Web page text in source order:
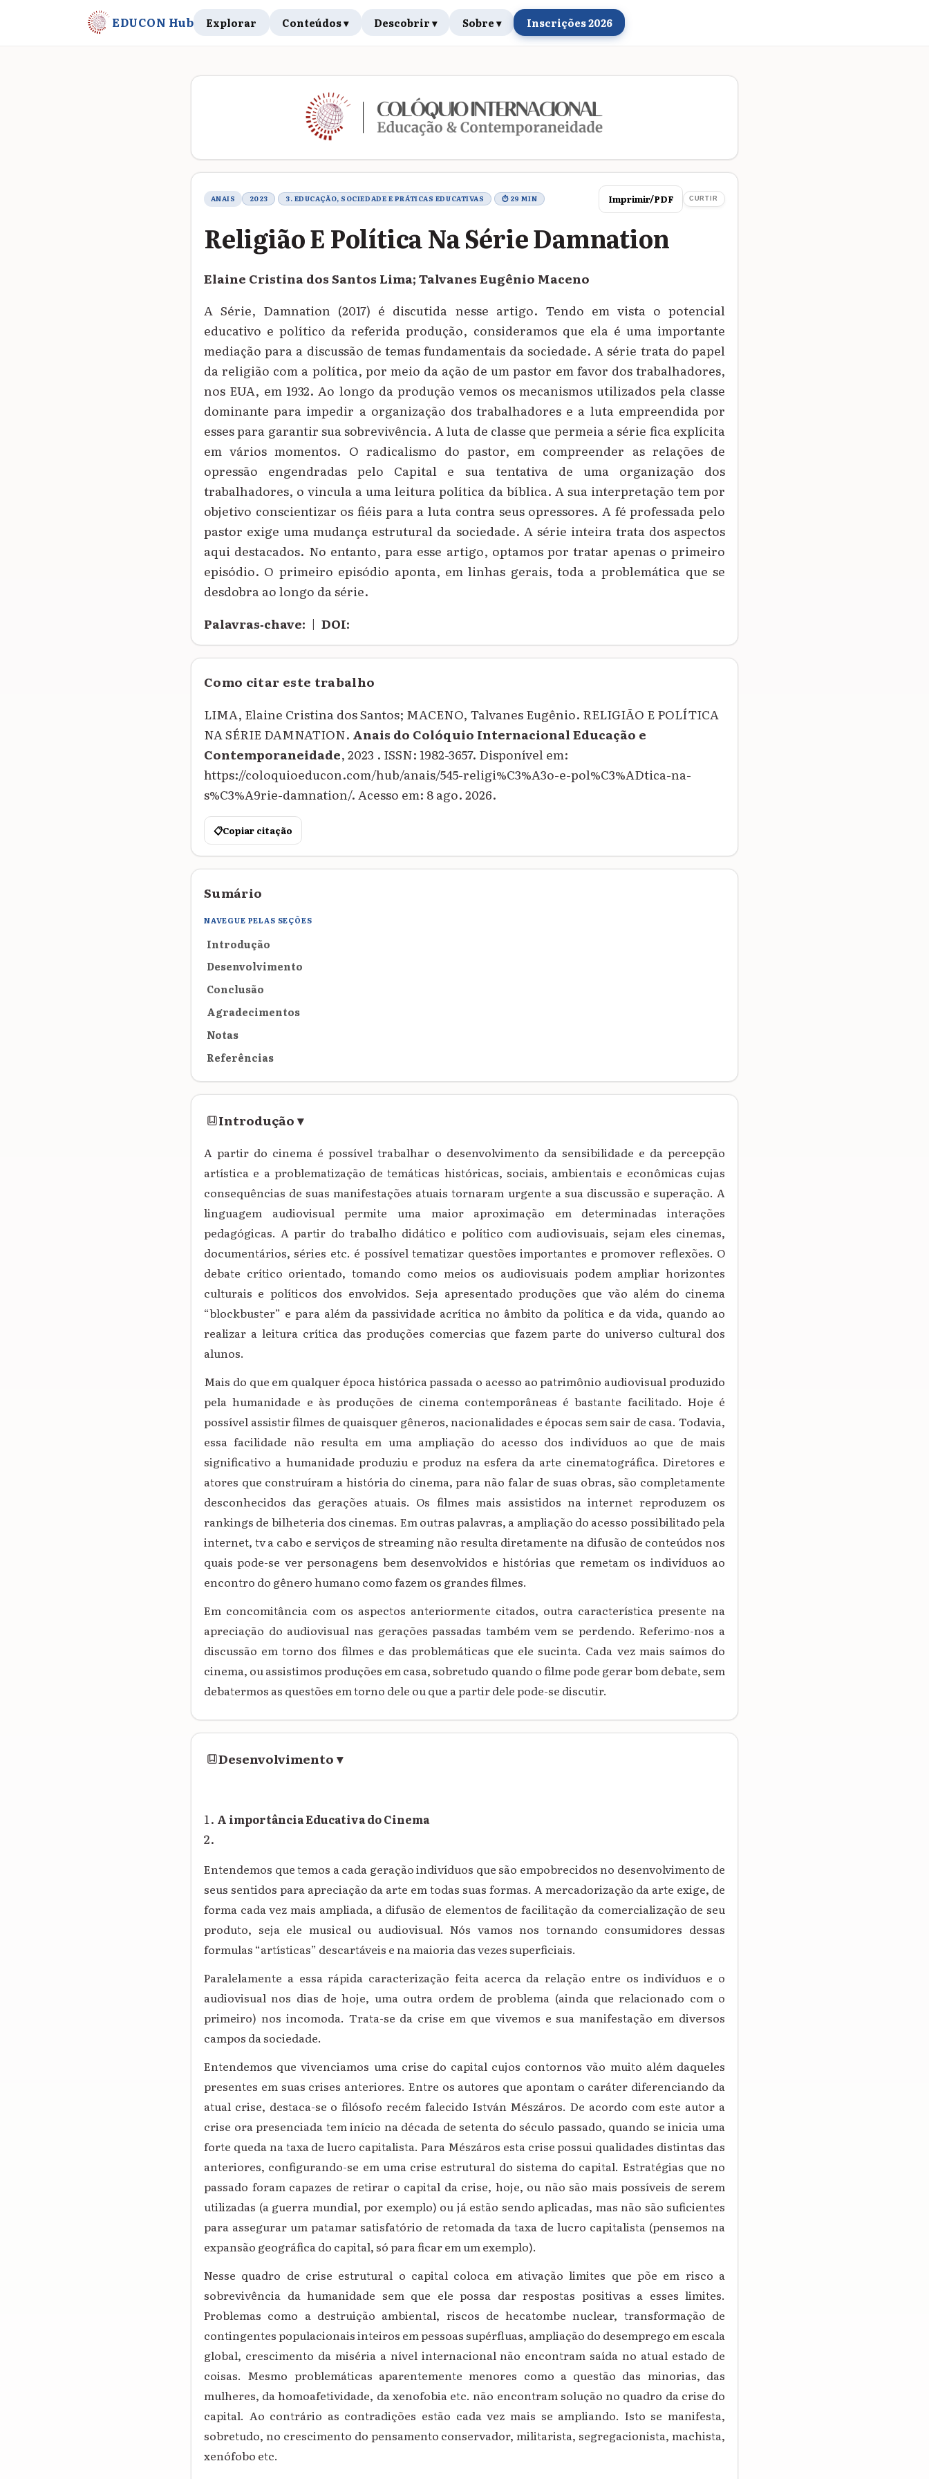
EDUCON Hub Explorar Conteúdos ▾ Descobrir ▾ Sobre ▾ Inscrições 2026
ANAIS 2023 3. EDUCAÇÃO, SOCIEDADE E PRÁTICAS EDUCATIVAS ⏱ 29 MIN Imprimir/PDF CURTIR
Religião E Política Na Série Damnation
Elaine Cristina dos Santos Lima; Talvanes Eugênio Maceno
A Série, Damnation (2017) é discutida nesse artigo. Tendo em vista o potencial
educativo e político da referida produção, consideramos que ela é uma importante
mediação para a discussão de temas fundamentais da sociedade. A série trata do papel
da religião com a política, por meio da ação de um pastor em favor dos trabalhadores,
nos EUA, em 1932. Ao longo da produção vemos os mecanismos utilizados pela classe
dominante para impedir a organização dos trabalhadores e a luta empreendida por
esses para garantir sua sobrevivência. A luta de classe que permeia a série fica explícita
em vários momentos. O radicalismo do pastor, em compreender as relações de
opressão engendradas pelo Capital e sua tentativa de uma organização dos
trabalhadores, o vincula a uma leitura política da bíblica. A sua interpretação tem por
objetivo conscientizar os fiéis para a luta contra seus opressores. A fé professada pelo
pastor exige uma mudança estrutural da sociedade. A série inteira trata dos aspectos
aqui destacados. No entanto, para esse artigo, optamos por tratar apenas o primeiro
episódio. O primeiro episódio aponta, em linhas gerais, toda a problemática que se
desdobra ao longo da série.
Palavras‑chave: | DOI:
Como citar este trabalho
LIMA, Elaine Cristina dos Santos; MACENO, Talvanes Eugênio. RELIGIÃO E POLÍTICA
NA SÉRIE DAMNATION. Anais do Colóquio Internacional Educação e
Contemporaneidade, 2023 . ISSN: 1982-3657. Disponível em:
https://coloquioeducon.com/hub/anais/545-religi%C3%A3o-e-pol%C3%ADtica-na-
s%C3%A9rie-damnation/. Acesso em: 8 ago. 2026.
📋Copiar citação
Sumário
NAVEGUE PELAS SEÇÕES
Introdução
Desenvolvimento
Conclusão
Agradecimentos
Notas
Referências
Introdução▾
A partir do cinema é possível trabalhar o desenvolvimento da sensibilidade e da percepção
artística e a problematização de temáticas históricas, sociais, ambientais e econômicas cujas
consequências de suas manifestações atuais tornaram urgente a sua discussão e superação. A
linguagem audiovisual permite uma maior aproximação em determinadas interações
pedagógicas. A partir do trabalho didático e político com audiovisuais, sejam eles cinemas,
documentários, séries etc. é possível tematizar questões importantes e promover reflexões. O
debate crítico orientado, tomando como meios os audiovisuais podem ampliar horizontes
culturais e políticos dos envolvidos. Seja apresentado produções que vão além do cinema
“blockbuster” e para além da passividade acrítica no âmbito da política e da vida, quando ao
realizar a leitura crítica das produções comercias que fazem parte do universo cultural dos
alunos.
Mais do que em qualquer época histórica passada o acesso ao patrimônio audiovisual produzido
pela humanidade e às produções de cinema contemporâneas é bastante facilitado. Hoje é
possível assistir filmes de quaisquer gêneros, nacionalidades e épocas sem sair de casa. Todavia,
essa facilidade não resulta em uma ampliação do acesso dos indivíduos ao que de mais
significativo a humanidade produziu e produz na esfera da arte cinematográfica. Diretores e
atores que construíram a história do cinema, para não falar de suas obras, são completamente
desconhecidos das gerações atuais. Os filmes mais assistidos na internet reproduzem os
rankings de bilheteria dos cinemas. Em outras palavras, a ampliação do acesso possibilitado pela
internet, tv a cabo e serviços de streaming não resulta diretamente na difusão de conteúdos nos
quais pode-se ver personagens bem desenvolvidos e histórias que remetam os indivíduos ao
encontro do gênero humano como fazem os grandes filmes.
Em concomitância com os aspectos anteriormente citados, outra característica presente na
apreciação do audiovisual nas gerações passadas também vem se perdendo. Referimo-nos a
discussão em torno dos filmes e das problemáticas que ele sucinta. Cada vez mais saímos do
cinema, ou assistimos produções em casa, sobretudo quando o filme pode gerar bom debate, sem
debatermos as questões em torno dele ou que a partir dele pode-se discutir.
Desenvolvimento▾
A importância Educativa do Cinema
Entendemos que temos a cada geração indivíduos que são empobrecidos no desenvolvimento de
seus sentidos para apreciação da arte em todas suas formas. A mercadorização da arte exige, de
forma cada vez mais ampliada, a difusão de elementos de facilitação da comercialização de seu
produto, seja ele musical ou audiovisual. Nós vamos nos tornando consumidores dessas
formulas “artísticas” descartáveis e na maioria das vezes superficiais.
Paralelamente a essa rápida caracterização feita acerca da relação entre os indivíduos e o
audiovisual nos dias de hoje, uma outra ordem de problema (ainda que relacionado com o
primeiro) nos incomoda. Trata-se da crise em que vivemos e sua manifestação em diversos
campos da sociedade.
Entendemos que vivenciamos uma crise do capital cujos contornos vão muito além daqueles
presentes em suas crises anteriores. Entre os autores que apontam o caráter diferenciando da
atual crise, destaca-se o filósofo recém falecido István Mészáros. De acordo com este autor a
crise ora presenciada tem início na década de setenta do século passado, quando se inicia uma
forte queda na taxa de lucro capitalista. Para Mészáros esta crise possui qualidades distintas das
anteriores, configurando-se em uma crise estrutural do sistema do capital. Estratégias que no
passado foram capazes de retirar o capital da crise, hoje, ou não são mais possíveis de serem
utilizadas (a guerra mundial, por exemplo) ou já estão sendo aplicadas, mas não são suficientes
para assegurar um patamar satisfatório de retomada da taxa de lucro capitalista (pensemos na
expansão geográfica do capital, só para ficar em um exemplo).
Nesse quadro de crise estrutural o capital coloca em ativação limites que põe em risco a
sobrevivência da humanidade sem que ele possa dar respostas positivas a esses limites.
Problemas como a destruição ambiental, riscos de hecatombe nuclear, transformação de
contingentes populacionais inteiros em pessoas supérfluas, ampliação do desemprego em escala
global, crescimento da miséria a nível internacional não encontram saída no atual estado de
coisas. Mesmo problemáticas aparentemente menores como a questão das minorias, das
mulheres, da homoafetividade, da xenofobia etc. não encontram solução no quadro da crise do
capital. Ao contrário as contradições estão cada vez mais se ampliando. Isto se manifesta,
sobretudo, no crescimento do pensamento conservador, militarista, segregacionista, machista,
xenófobo etc.